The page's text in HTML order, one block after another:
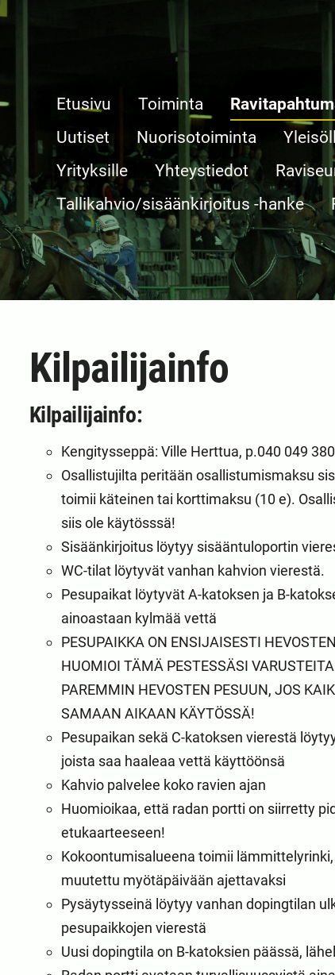
Etusivu Toiminta
Uutiset
Nuorisotoiminta
Yrityksille
Yhteystiedot
Tallikahvio/sisäänkirjoitus -hanke
Kilpailijainfo
Kilpailijainfo:
Kengitysseppä: Ville Herttua, p.040 049
Osallistujilta peritään osallistumismaksu
toimii käteinen tai korttimaksu (10 e).
siis ole käytösssä!
Sisäänkirjoitus löytyy sisääntuloportin
WC-tilat löytyvät vanhan kahvion vierestä.
Pesupaikat löytyvät A-katoksen ja B-
ainoastaan kylmää vettä
PESUPAIKKA ON ENSIJAISESTI
HUOMIOI TÄMÄ PESTESSÄSI
PAREMMIN HEVOSTEN PESUUN, JOS
SAMAAN AIKAAN KÄYTÖSSÄ!
Pesupaikan sekä C-katoksen vierestä
joista saa haaleaa vettä käyttöönsä
Kahvio palvelee koko ravien ajan
Huomioikaa, että radan portti on siirretty
etukaarteeseen!
Kokoontumisalueena toimii
muutettu myötäpäivään ajettavaksi
Pysäytysseinä löytyy vanhan dopingtilan
pesupaikkojen vierestä
Uusi dopingtila on B-katoksien päässä,